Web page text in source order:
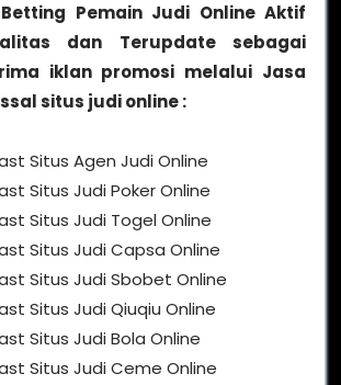
Pemain Judi Online Aktif
dan Terupdate sebagai
iklan promosi melalui Jasa
situs judi online :
Situs Agen Judi Online
Situs Judi Poker Online
Situs Judi Togel Online
Situs Judi Capsa Online
Situs Judi Sbobet Online
Situs Judi Qiuqiu Online
Situs Judi Bola Online
Situs Judi Ceme Online